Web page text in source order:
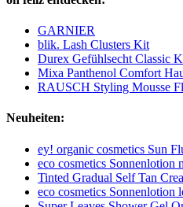
GARNIER
blik. Lash Clusters Kit
Durex Gefühlsecht Classic
Mixa Panthenol Comfort
RAUSCH Styling Mousse
Neuheiten:
ey! organic cosmetics Sun
eco cosmetics Sonnenlotion
Tinted Gradual Self Tan
eco cosmetics Sonnenlotion